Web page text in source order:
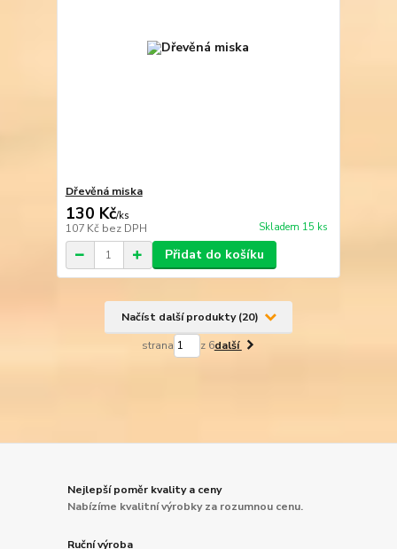
Dřevěná miska
130 Kč/ks
107 Kč bez DPH Skladem 15 ks
Přidat do košíku
Načíst další produkty (20)
strana z 6další
Nejlepší poměr kvality a ceny
Nabízíme kvalitní výrobky za rozumnou cenu.
Ruční výroba